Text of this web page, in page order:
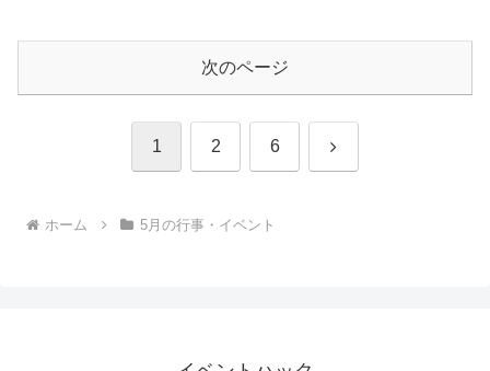
次のページ
1 2 6 次
ホーム 5月の行事・イベント